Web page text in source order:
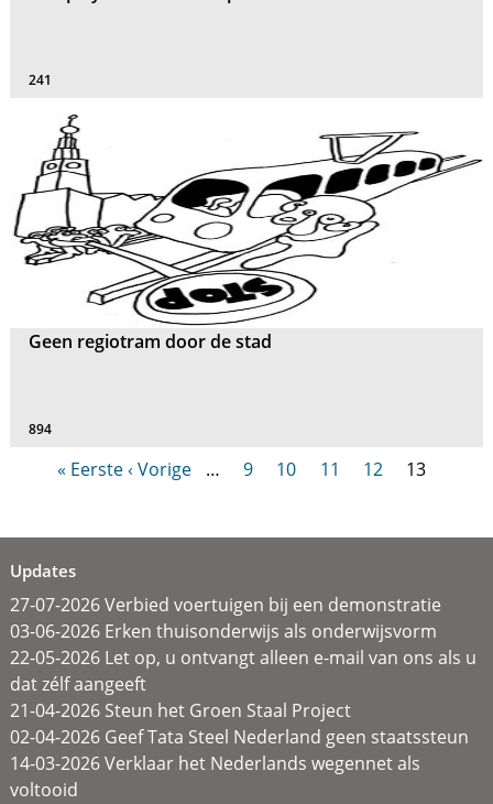
241
Geen regiotram door de stad
894
« Eerste ‹ Vorige … 9 10 11 12 13
Updates
27-07-2026 Verbied voertuigen bij een demonstratie
03-06-2026 Erken thuisonderwijs als onderwijsvorm
22-05-2026 Let op, u ontvangt alleen e-mail van ons als u
dat zélf aangeeft
21-04-2026 Steun het Groen Staal Project
02-04-2026 Geef Tata Steel Nederland geen staatssteun
14-03-2026 Verklaar het Nederlands wegennet als
voltooid